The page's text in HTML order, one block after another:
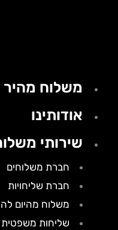
משלוח מהיר
אודותינו
שירותי משלוחים
חברת משלוחים
חברת שליחויות
משלוח מהיום להיום
שליחות משפטית